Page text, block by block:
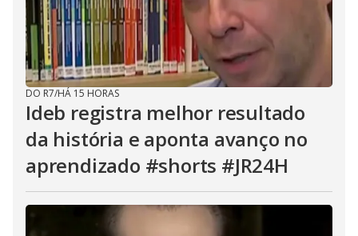
DO R7/HÁ 15 HORAS
Ideb registra melhor resultado
da história e aponta avanço no
aprendizado #shorts #JR24H